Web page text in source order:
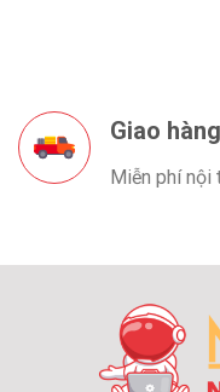
Giao
Miễn phí nội